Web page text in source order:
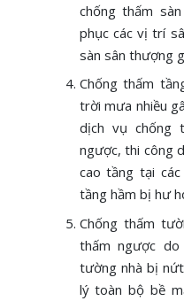
chống thấm
phục các vị trí
sàn sân thượng
Chống thấm
trời mưa nhiều
dịch vụ chống
ngược, thi công
cao tầng tại
tầng hầm bị hư
Chống thấm
thấm ngược
tường nhà bị
lý toàn bộ bề